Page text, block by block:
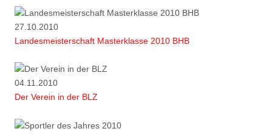
27.10.2010
Landesmeisterschaft Masterklasse 2010 BHB
04.11.2010
Der Verein in der BLZ